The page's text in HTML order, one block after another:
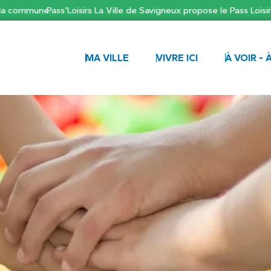
Pass’Loisirs La Ville de Savigneux propose le Pass Loisirs
MA VILLE VIVRE ICI À VOIR -